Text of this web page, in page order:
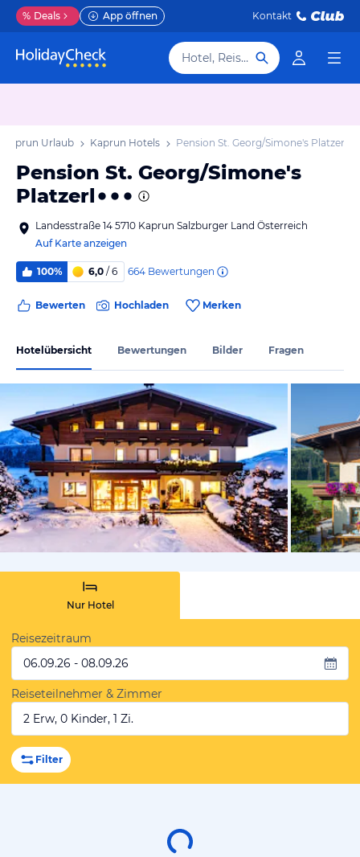
% Deals App öffnen Kontakt
Hotel, Reiseziel
Kaprun Urlaub Kaprun Hotels Pension St. Georg/Simone's Platzerl
Pension St. Georg/Simone's
Platzerl
Landesstraße 14 5710 Kaprun Salzburger Land Österreich
Auf Karte anzeigen
100% 6,0 / 6 664 Bewertungen
Bewerten Hochladen Merken
Hotelübersicht Bewertungen Bilder Fragen
vom
Nur Hotel
Reisezeitraum
06.09.26 - 08.09.26
Reiseteilnehmer & Zimmer
2 Erw, 0 Kinder, 1 Zi.
Filter